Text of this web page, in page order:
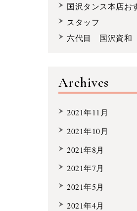
国沢タンス本店お
スタッフ
六代目 国沢資和
Archives
2021年11月
2021年10月
2021年8月
2021年7月
2021年5月
2021年4月